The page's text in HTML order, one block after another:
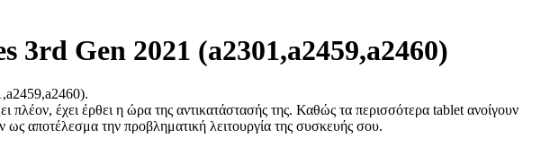
Gen 2021 (a2301,a2459,a2460)
έχει έρθει η ώρα της αντικατάστασής της. Καθώς τα περισσότερα tablet ανοίγουν
ως αποτέλεσμα την προβληματική λειτουργία της συσκευής σου.